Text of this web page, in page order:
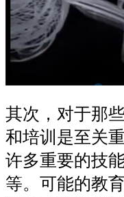
其次，对于那
和培训是至关
许多重要的技
等。可能的教